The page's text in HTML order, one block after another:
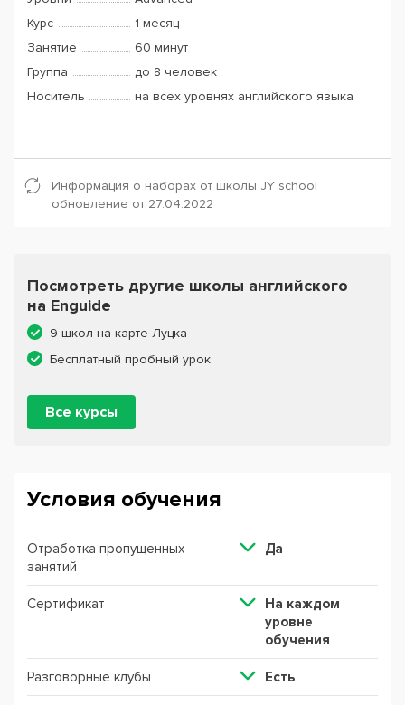
Курс
1 месяц
Занятие
60 минут
Группа
до 8 человек
Носитель
на всех уровнях английского языка
Информация о наборах от школы JY school
обновление от 27.04.2022
Посмотреть другие школы английского
на Enguide
9 школ на карте Луцка
Бесплатный пробный урок
Все курсы
Условия обучения
Отработка пропущенных
занятий
Да
Сертификат
На каждом
уровне
обучения
Разговорные клубы Есть